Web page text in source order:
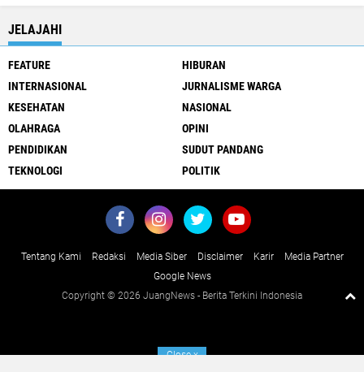
JELAJAHI
FEATURE
HIBURAN
INTERNASIONAL
JURNALISME WARGA
KESEHATAN
NASIONAL
OLAHRAGA
OPINI
PENDIDIKAN
SUDUT PANDANG
TEKNOLOGI
POLITIK
Tentang Kami Redaksi Media Siber Disclaimer Karir
Media Partner
Google News
Copyright © 2026 JuangNews - Berita Terkini Indonesia
Closex